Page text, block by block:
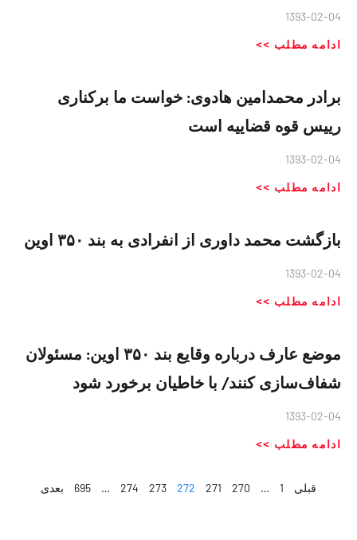
1393-02-04
ادامه مطلب >>
برادر محمدامین هادوی: خواست ما برکناری
رییس قوه قضاییه است
1393-02-04
ادامه مطلب >>
بازگشت محمد داوری از انفرادی به بند ۳۵۰ اوین
1393-02-04
ادامه مطلب >>
موضع عارف درباره وقایع بند ۳۵۰ اوین: مسئولان
شفاف‌سازی کنند/ با خاطیان برخورد شود
1393-02-04
ادامه مطلب >>
قبلی 1
…
270
271
272
273
274
…
695 بعدی